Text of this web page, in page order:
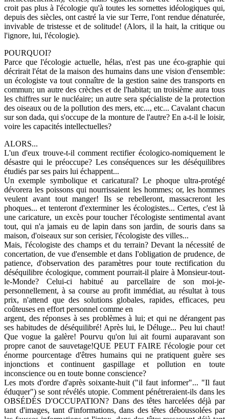
croit pas plus à l'écologie qu'à toutes les sornettes idéologiques qui,
depuis des siècles, ont castré la vie sur Terre, l'ont rendue dénaturée,
invivable de tristesse et de solitude! (Alors, il la hait, la critique ou
l'ignore, lui, l'écologie).
POURQUOI?
Parce que l'écologie actuelle, hélas, n'est pas une éco-graphie qui
décrirait l'état de la maison des humains dans une vision d'ensemble:
un écologiste va tout connaître de la gestion saine des transports en
commun; un autre des crèches et de l'habitat; un troisième aura tous
les chiffres sur le nucléaire; un autre sera spécialiste de la protection
des oiseaux ou de la pollution des mers, etc..., etc... Cavalant chacun
sur son dada, qui s'occupe de la monture de l'autre? En a-t-il le loisir,
voire les capacités intellectuelles?
ALORS...
L'un d'eux trouve-t-il comment rectifier écologico-nomiquement le
désastre qui le préoccupe? Les conséquences sur les déséquilibres
étudiés par ses pairs lui échappent...
Un exemple symbolique et caricatural? Le phoque ultra-protégé
dévorera les poissons qui nourrissaient les hommes; or, les hommes
veulent avant tout manger! Ils se rebelleront, massacreront les
phoques... et tenteront d'exterminer les écologistes... Certes, c'est là
une caricature, un excès pour toucher l'écologiste sentimental avant
tout, qui n'a jamais eu de lapin dans son jardin, de souris dans sa
maison, d'oiseaux sur son cerisier, l'écologiste des villes...
Mais, l'écologiste des champs et du terrain? Devant la nécessité de
concertation, de vue d'ensemble et dans I'obligation de prudence, de
patience, d'observation des paramètres pour toute rectification du
déséquilibre écologique, comment pourrait-il plaire à Monsieur-tout-
le-Monde? Celui-ci habitué au parcellaire de son moi-je-
personnellement, à sa course au profit immédiat, au résultat à tous
prix, n'attend que des solutions globales, rapides, efficaces, peu
coûteuses en effort personnel comme en
argent, des réponses à ses problèmes à lui; et qui ne dérangent pas
ses habitudes de déséquilibré! Après lui, le Déluge... Peu lui chaut!
Que vogue la galère! Pourvu qu'on lui ait fourni auparavant son
propre canot de sauvetage!QUE PEUT FAIRE l'écologie pour cet
énorme pourcentage d'êtres humains qui ne pratiquent guère ses
injonctions et continuent gaspillage et pollution en toute
inconscience ou en toute bonne conscience?
Les mots d'ordre d'après soixante-huit ("il faut informer"... "Il faut
éduquer") se sont révélés utopie. Comment pénétreraient-ils dans les
OBSÉDÉS D'OCCUPATION? Dans des têtes harcelées déjà par
tant d'images, tant d'informations, dans des têtes déboussolées par